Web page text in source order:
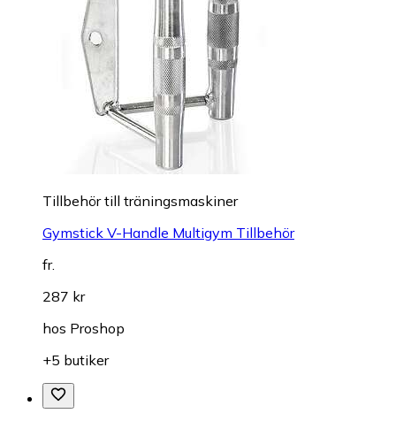
Tillbehör till träningsmaskiner
Gymstick V-Handle Multigym Tillbehör
fr.
287 kr
hos Proshop
+5 butiker